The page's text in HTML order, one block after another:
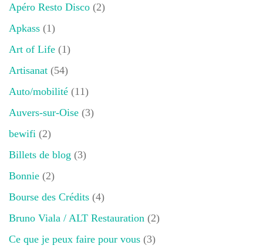
Apéro Resto Disco (2)
Apkass (1)
Art of Life (1)
Artisanat (54)
Auto/mobilité (11)
Auvers-sur-Oise (3)
bewifi (2)
Billets de blog (3)
Bonnie (2)
Bourse des Crédits (4)
Bruno Viala / ALT Restauration (2)
Ce que je peux faire pour vous (3)